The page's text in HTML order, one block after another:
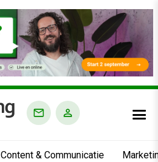
Content & Communicatie